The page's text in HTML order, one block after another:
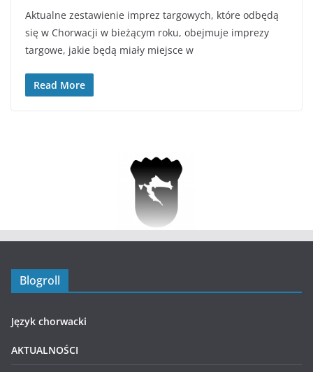
Aktualne zestawienie imprez targowych, które odbędą
się w Chorwacji w bieżącym roku, obejmuje imprezy
targowe, jakie będą miały miejsce w
Read More
Blogroll
Język chorwacki
AKTUALNOŚCI